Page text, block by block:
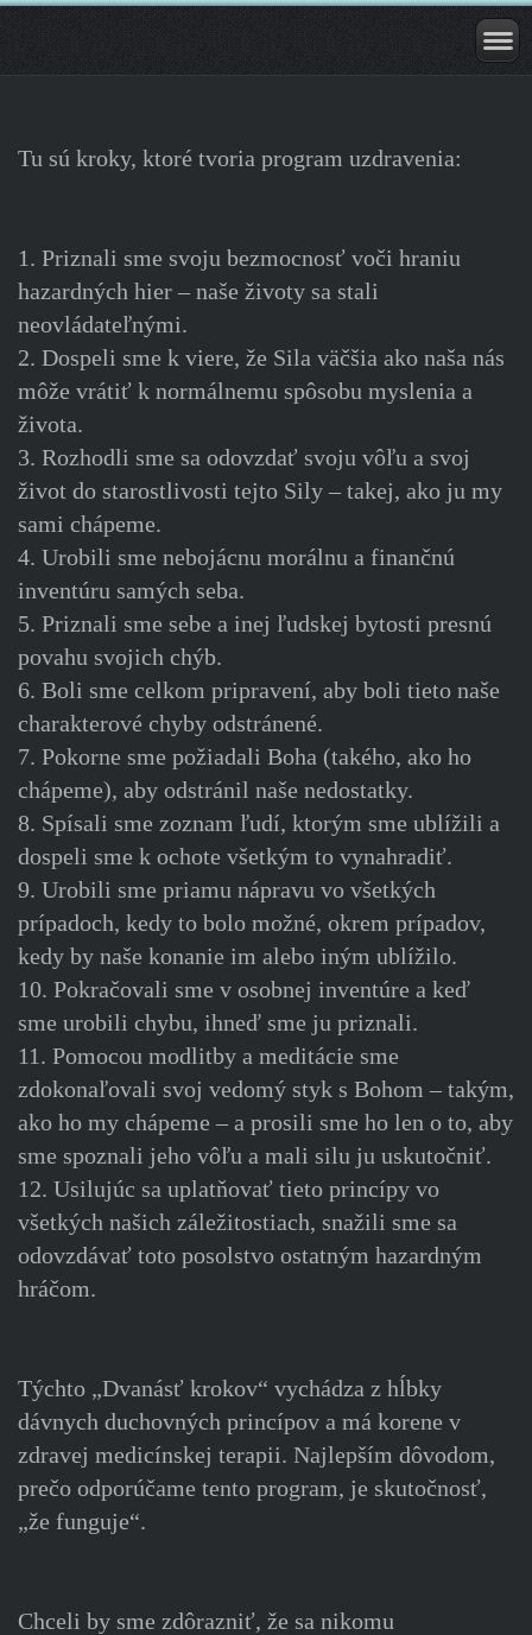
Tu sú kroky, ktoré tvoria program uzdravenia:
1. Priznali sme svoju bezmocnosť voči hraniu
hazardných hier – naše životy sa stali
neovládateľnými.
2. Dospeli sme k viere, že Sila väčšia ako naša nás
môže vrátiť k normálnemu spôsobu myslenia a
života.
3. Rozhodli sme sa odovzdať svoju vôľu a svoj
život do starostlivosti tejto Sily – takej, ako ju my
sami chápeme.
4. Urobili sme nebojácnu morálnu a finančnú
inventúru samých seba.
5. Priznali sme sebe a inej ľudskej bytosti presnú
povahu svojich chýb.
6. Boli sme celkom pripravení, aby boli tieto naše
charakterové chyby odstránené.
7. Pokorne sme požiadali Boha (takého, ako ho
chápeme), aby odstránil naše nedostatky.
8. Spísali sme zoznam ľudí, ktorým sme ublížili a
dospeli sme k ochote všetkým to vynahradiť.
9. Urobili sme priamu nápravu vo všetkých
prípadoch, kedy to bolo možné, okrem prípadov,
kedy by naše konanie im alebo iným ublížilo.
10. Pokračovali sme v osobnej inventúre a keď
sme urobili chybu, ihneď sme ju priznali.
11. Pomocou modlitby a meditácie sme
zdokonaľovali svoj vedomý styk s Bohom – takým,
ako ho my chápeme – a prosili sme ho len o to, aby
sme spoznali jeho vôľu a mali silu ju uskutočniť.
12. Usilujúc sa uplatňovať tieto princípy vo
všetkých našich záležitostiach, snažili sme sa
odovzdávať toto posolstvo ostatným hazardným
hráčom.
Týchto „Dvanásť krokov“ vychádza z hĺbky
dávnych duchovných princípov a má korene v
zdravej medicínskej terapii. Najlepším dôvodom,
prečo odporúčame tento program, je skutočnosť,
„že funguje“.
Chceli by sme zdôrazniť, že sa nikomu